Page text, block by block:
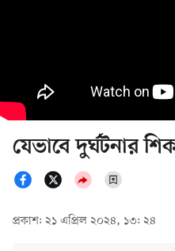
যেভাবে দুর্ঘটনার
প্রকাশ: ২১ এপ্রিল ২০২৪, ১৩: ২৪